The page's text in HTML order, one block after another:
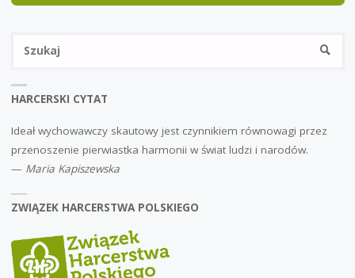
HARCERSKI CYTAT
Ideał wychowawczy skautowy jest czynnikiem równowagi przez
przenoszenie pierwiastka harmonii w świat ludzi i narodów.
— Maria Kapiszewska
ZWIĄZEK HARCERSTWA POLSKIEGO